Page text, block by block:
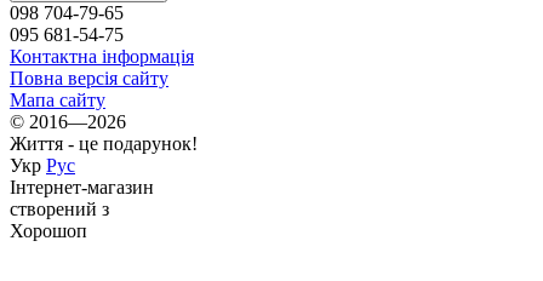
098 704-79-65
095 681-54-75
Контактна інформація
Повна версія сайту
Мапа сайту
© 2016—2026
Життя - це подарунок!
Укр Рус
Інтернет-магазин
створений з
Хорошоп